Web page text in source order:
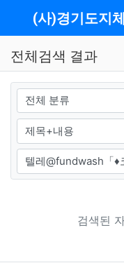
메뉴(사)경기도지
전체검색 결과
그룹
검색조건
검색어
검색된